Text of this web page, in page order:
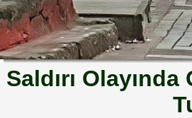
Saldırı